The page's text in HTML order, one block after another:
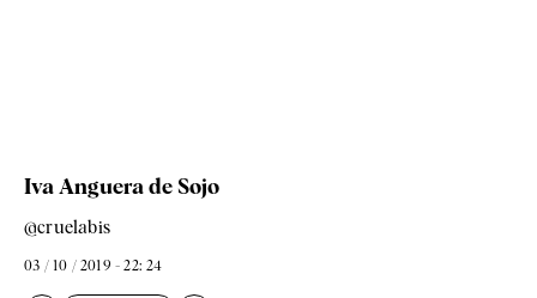
Iva Anguera de Sojo
@cruelabis
03 / 10 / 2019 - 22: 24